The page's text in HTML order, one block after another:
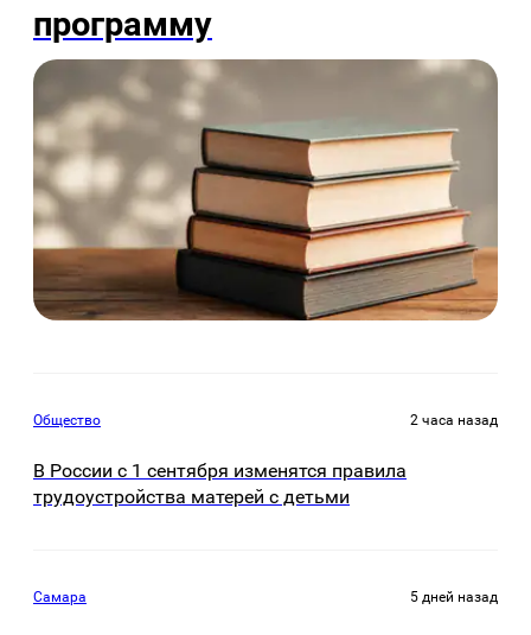
программу
Общество 2 часа назад
В России с 1 сентября изменятся правила
трудоустройства матерей с детьми
Самара 5 дней назад